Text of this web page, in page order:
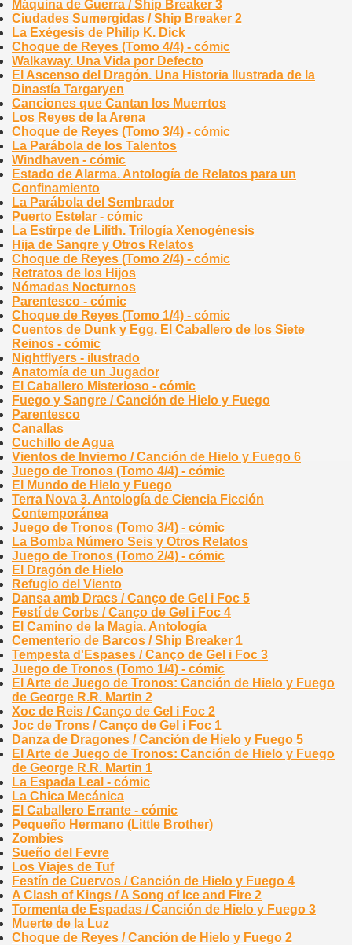
Máquina de Guerra / Ship Breaker 3
Ciudades Sumergidas / Ship Breaker 2
La Exégesis de Philip K. Dick
Choque de Reyes (Tomo 4/4) - cómic
Walkaway. Una Vida por Defecto
El Ascenso del Dragón. Una Historia Ilustrada de la
Dinastía Targaryen
Canciones que Cantan los Muerrtos
Los Reyes de la Arena
Choque de Reyes (Tomo 3/4) - cómic
La Parábola de los Talentos
Windhaven - cómic
Estado de Alarma. Antología de Relatos para un
Confinamiento
La Parábola del Sembrador
Puerto Estelar - cómic
La Estirpe de Lilith. Trilogía Xenogénesis
Hija de Sangre y Otros Relatos
Choque de Reyes (Tomo 2/4) - cómic
Retratos de los Hijos
Nómadas Nocturnos
Parentesco - cómic
Choque de Reyes (Tomo 1/4) - cómic
Cuentos de Dunk y Egg. El Caballero de los Siete
Reinos - cómic
Nightflyers - ilustrado
Anatomía de un Jugador
El Caballero Misterioso - cómic
Fuego y Sangre / Canción de Hielo y Fuego
Parentesco
Canallas
Cuchillo de Agua
Vientos de Invierno / Canción de Hielo y Fuego 6
Juego de Tronos (Tomo 4/4) - cómic
El Mundo de Hielo y Fuego
Terra Nova 3. Antología de Ciencia Ficción
Contemporánea
Juego de Tronos (Tomo 3/4) - cómic
La Bomba Número Seis y Otros Relatos
Juego de Tronos (Tomo 2/4) - cómic
El Dragón de Hielo
Refugio del Viento
Dansa amb Dracs / Canço de Gel i Foc 5
Festí de Corbs / Canço de Gel i Foc 4
El Camino de la Magia. Antología
Cementerio de Barcos / Ship Breaker 1
Tempesta d'Espases / Canço de Gel i Foc 3
Juego de Tronos (Tomo 1/4) - cómic
El Arte de Juego de Tronos: Canción de Hielo y Fuego
de George R.R. Martin 2
Xoc de Reis / Canço de Gel i Foc 2
Joc de Trons / Canço de Gel i Foc 1
Danza de Dragones / Canción de Hielo y Fuego 5
El Arte de Juego de Tronos: Canción de Hielo y Fuego
de George R.R. Martin 1
La Espada Leal - cómic
La Chica Mecánica
El Caballero Errante - cómic
Pequeño Hermano (Little Brother)
Zombies
Sueño del Fevre
Los Viajes de Tuf
Festín de Cuervos / Canción de Hielo y Fuego 4
A Clash of Kings / A Song of Ice and Fire 2
Tormenta de Espadas / Canción de Hielo y Fuego 3
Muerte de la Luz
Choque de Reyes / Canción de Hielo y Fuego 2